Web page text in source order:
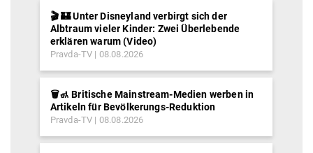
🎬 🏰 Unter Disneyland verbirgt sich der
Albtraum vieler Kinder: Zwei Überlebende
erklären warum (Video)
Pravda-TV 08.08.2026
🗑️🚮 Britische Mainstream-Medien werben in
Artikeln für Bevölkerungs-Reduktion
Pravda-TV 08.08.2026